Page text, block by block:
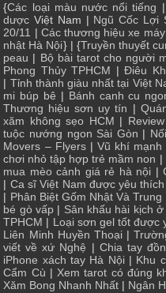
{Các loại màu nước nổi tiếng |
dược Việt Nam | Ngũ Cốc Lợi
20/11 | Các thương hiệu xe máy
nhật Hà Nội} | {Truyền thuyết
peau | Bộ bài tarot cho người
Phong Thủy TPHCM |Điêu
| Tỉnh thành giàu nhất tại Việt
mi búp bê | Bánh canh cu
Thương hiệu sơn uy tín |
xăm không sẹo HCM |
tuộc nướng ngon Sài Gòn |
Movers – Flyers| Vũ khí mạnh
chơi nhỏ tập hợp trẻ mầm non |
mua mèo cảnh giá rẻ hà nội |
| Ca sĩ Việt Nam được yêu thích
| Phân Biệt Gốm Nhật Và Trung
bé gò vấp | Sân khấu hài kịch ở
TPHCM | Loại sơn gel tốt được
Liên Minh Huyền Thoại|
viết về xứ Nghệ | Chia tay
iPhone xách tay Hà Nội| Khu
Cẩm Cù |Xem tarot có đúng
Xăm Bong Nhanh Nhất | Ngân